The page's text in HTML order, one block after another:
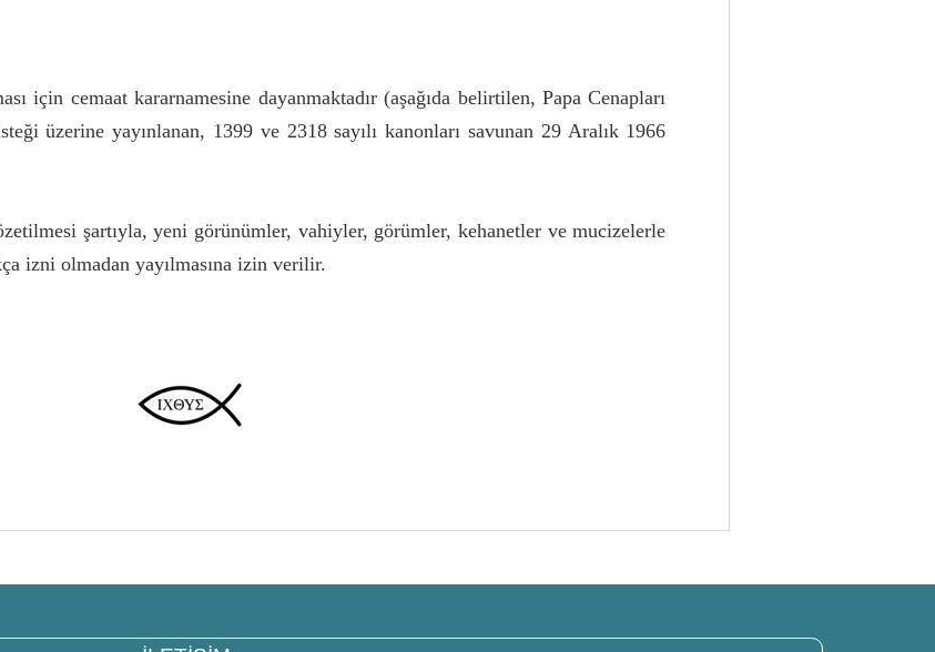
için cemaat kararnamesine dayanmaktadır (aşağıda belirtilen, Papa Cenapları
üzerine yayınlanan, 1399 ve 2318 sayılı kanonları savunan 29 Aralık 1966
şartıyla, yeni görünümler, vahiyler, görümler, kehanetler ve mucizelerle
izni olmadan yayılmasına izin verilir.